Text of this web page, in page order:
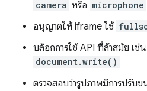
camera หรือ microphone
อนุญาตให้ iframe ใช้
บล็อกการใช้ API ที่ล้าสมัย เช่
document.write()
ตรวจสอบว่ารูปภาพมีการปรับข